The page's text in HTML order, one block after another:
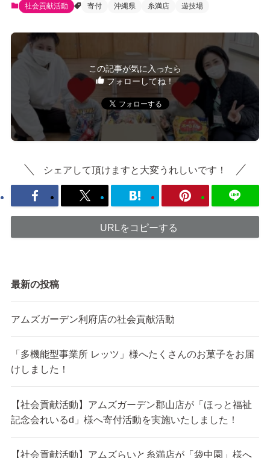
社会貢献活動 寄付 沖縄県 糸満店 遊技場
この記事が気に入ったら
フォローしてね！
シェアして頂けますと大変うれしいです！
URLをコピーする
最新の投稿
アムズガーデン利府店の社会貢献活動
「多機能型事業所 レッツ」様へたくさんのお菓子をお届
けしました！
【社会貢献活動】アムズガーデン郡山店が「ほっと福祉
記念会れいるd」様へ寄付活動を実施いたしました！
【社会貢献活動】アムズらいと糸満店が「袋中園」様へ